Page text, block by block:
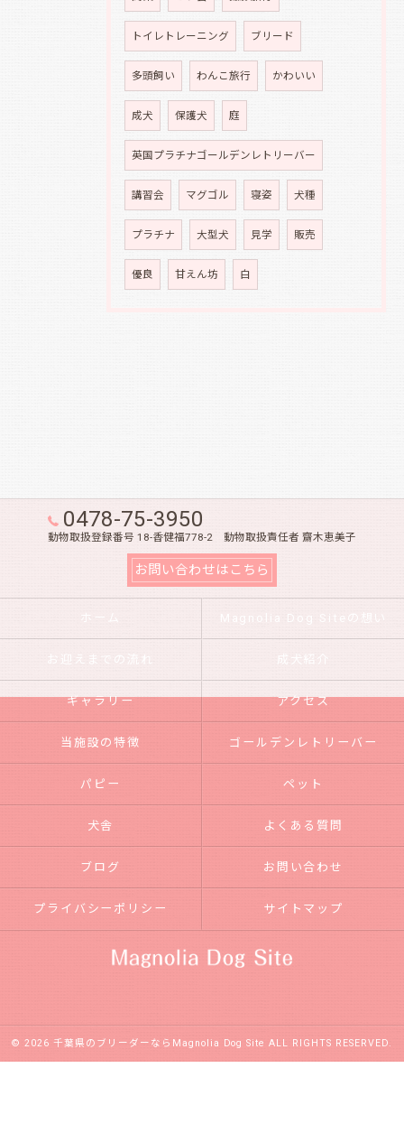
トイレトレーニング ブリード
多頭飼い わんこ旅行 かわいい
成犬 保護犬 庭
英国プラチナゴールデンレトリーバー
講習会 マグゴル 寝姿 犬種
プラチナ 大型犬 見学 販売
優良 甘えん坊 白
0478-75-3950
動物取扱登録番号 18-香健福778-2 動物取扱責任者 齋木恵美子
お問い合わせはこちら
ホーム Magnolia Dog Siteの想い
お迎えまでの流れ 成犬紹介
ギャラリー アクセス
当施設の特徴 ゴールデンレトリーバー
パピー ペット
犬舎 よくある質問
ブログ お問い合わせ
プライバシーポリシー サイトマップ
© 2026 千葉県のブリーダーならMagnolia Dog Site ALL RIGHTS RESERVED.